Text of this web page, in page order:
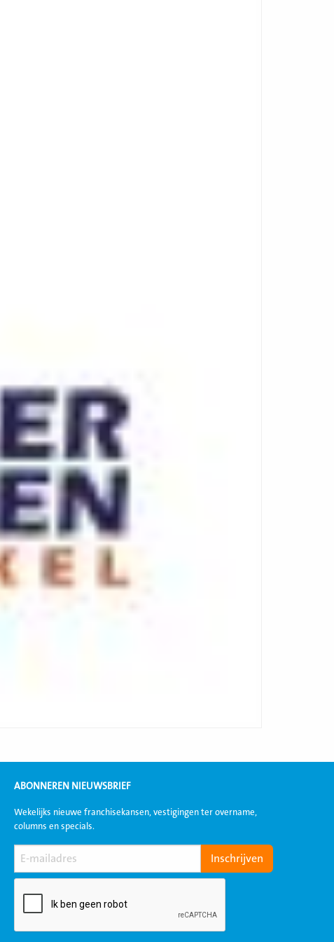
ABONNEREN NIEUWSBRIEF
Wekelijks nieuwe franchisekansen, vestigingen ter overname,
columns en specials.